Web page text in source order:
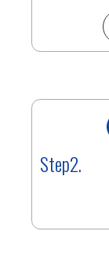
Step2.